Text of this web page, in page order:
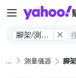
腳架/測量
測量儀器 腳